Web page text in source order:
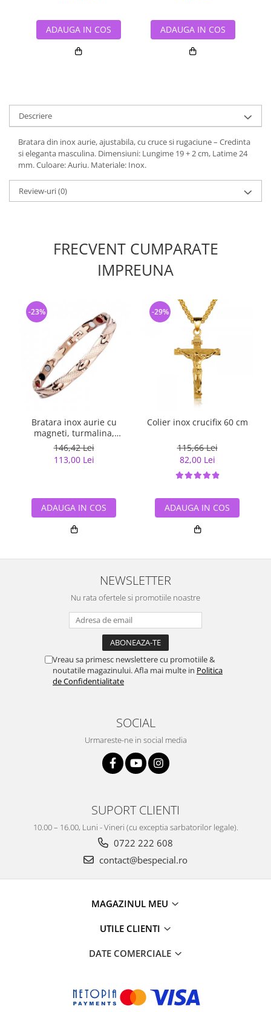
ADAUGA IN COS ADAUGA IN COS
Descriere
Bratara din inox aurie, ajustabila, cu cruce si rugaciune – Credinta
si eleganta masculina. Dimensiuni: Lungime 19 + 2 cm, Latime 24
mm. Culoare: Auriu. Materiale: Inox.
Review-uri(0)
FRECVENT CUMPARATE
IMPREUNA
Bratara inox aurie cu
magneti, turmalina,
germaniu si anioni
146,42 Lei
113,00 Lei
-23%
ADAUGA IN COS
Colier inox crucifix 60 cm
115,66 Lei
82,00 Lei
-29%
ADAUGA IN COS
NEWSLETTER
Nu rata ofertele si promotiile noastre
Vreau sa primesc newslettere cu promotiile &
noutatile magazinului. Afla mai multe in Politica
de Confidentialitate
SOCIAL
Urmareste-ne in social media
SUPORT CLIENTI
10.00 – 16.00, Luni - Vineri (cu exceptia sarbatorilor legale).
0722 222 608
contact@bespecial.ro
MAGAZINUL MEU
UTILE CLIENTI
DATE COMERCIALE